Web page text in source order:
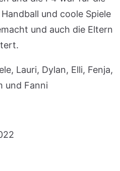
und coole Spiele
und auch die Eltern
Lauri, Dylan, Elli, Fenja,
und Fanni